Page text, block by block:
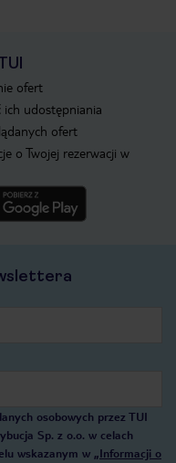
ofert
udostępniania
ofert
o Twojej rezerwacji w
osobowych przez TUI
Sp. z o.o. w celach
wskazanym w „Informacji o